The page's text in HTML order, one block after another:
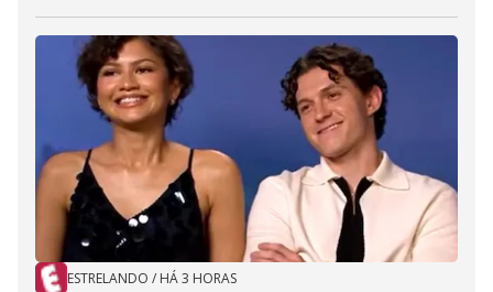
ESTRELANDO / HÁ 3 HORAS